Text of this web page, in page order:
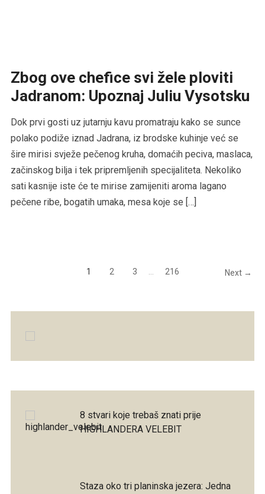
Zbog ove chefice svi žele ploviti
Jadranom: Upoznaj Juliu Vysotsku
Dok prvi gosti uz jutarnju kavu promatraju kako se sunce
polako podiže iznad Jadrana, iz brodske kuhinje već se
šire mirisi svježe pečenog kruha, domaćih peciva, maslaca,
začinskog bilja i tek pripremljenih specijaliteta. Nekoliko
sati kasnije iste će te mirise zamijeniti aroma lagano
pečene ribe, bogatih umaka, mesa koje se […]
1 2 3 216 Next →
8 stvari koje trebaš znati prije
HIGHLANDERA VELEBIT
Staza oko tri planinska jezera: Jedna